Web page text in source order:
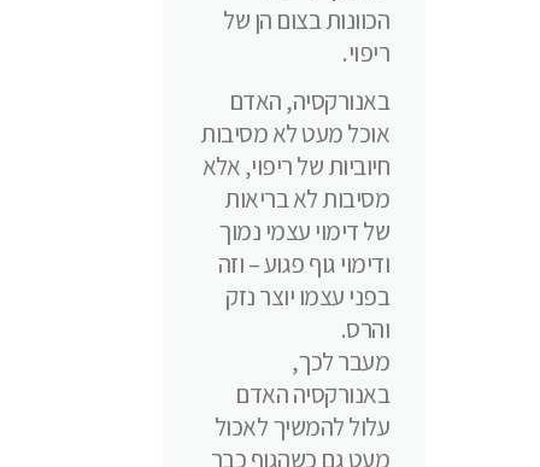
הכוונות בצום הן של
ריפוי.
באנורקסיה, האדם
אוכל מעט לא מסיבות
חיוביות של ריפוי, אלא
מסיבות לא בריאות
של דימוי עצמי נמוך
ודימוי גוף פגוע – וזה
בפני עצמו יוצר נזק
והרס.
מעבר לכך,
באנורקסיה האדם
עלול להמשיך לאכול
מעט גם כשהגוף כבר